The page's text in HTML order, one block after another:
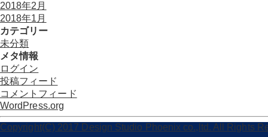
2018年2月
2018年1月
カテゴリー
未分類
メタ情報
ログイン
投稿フィード
コメントフィード
WordPress.org
Copyright(C) 2017 Design Studio Phoenix co.,ltd. All Rights